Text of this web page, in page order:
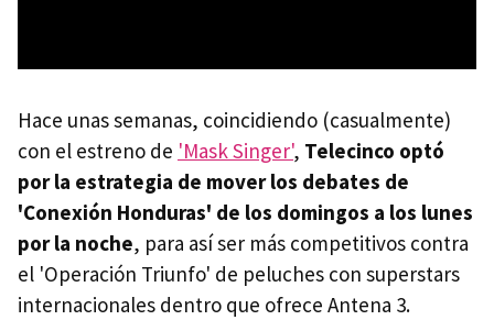
Hace unas semanas, coincidiendo (casualmente)
con el estreno de 'Mask Singer', Telecinco optó
por la estrategia de mover los debates de
'Conexión Honduras' de los domingos a los lunes
por la noche, para así ser más competitivos contra
el 'Operación Triunfo' de peluches con superstars
internacionales dentro que ofrece Antena 3.